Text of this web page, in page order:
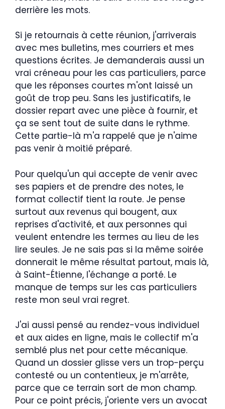
derrière les mots.
Si je retournais à cette réunion, j'arriverais
avec mes bulletins, mes courriers et mes
questions écrites. Je demanderais aussi un
vrai créneau pour les cas particuliers, parce
que les réponses courtes m'ont laissé un
goût de trop peu. Sans les justificatifs, le
dossier repart avec une pièce à fournir, et
ça se sent tout de suite dans le rythme.
Cette partie-là m'a rappelé que je n'aime
pas venir à moitié préparé.
Pour quelqu'un qui accepte de venir avec
ses papiers et de prendre des notes, le
format collectif tient la route. Je pense
surtout aux revenus qui bougent, aux
reprises d'activité, et aux personnes qui
veulent entendre les termes au lieu de les
lire seules. Je ne sais pas si la même soirée
donnerait le même résultat partout, mais là,
à Saint-Étienne, l'échange a porté. Le
manque de temps sur les cas particuliers
reste mon seul vrai regret.
J'ai aussi pensé au rendez-vous individuel
et aux aides en ligne, mais le collectif m'a
semblé plus net pour cette mécanique.
Quand un dossier glisse vers un trop-perçu
contesté ou un contentieux, je m'arrête,
parce que ce terrain sort de mon champ.
Pour ce point précis, j'oriente vers un avocat